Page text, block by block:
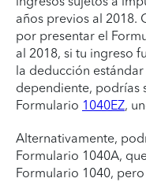
años previos al
por presentar el
al 2018, si tu ingreso
la deducción
dependiente, podrías
Formulario 1040EZ,
Alternativamente,
Formulario 1040A,
Formulario 1040,